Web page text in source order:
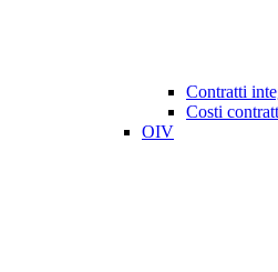
Contratti
Costi
OIV